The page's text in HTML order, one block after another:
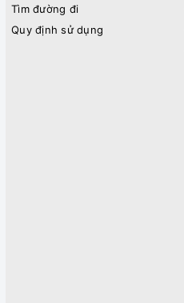
Tìm đường đi
Quy định sử dụng